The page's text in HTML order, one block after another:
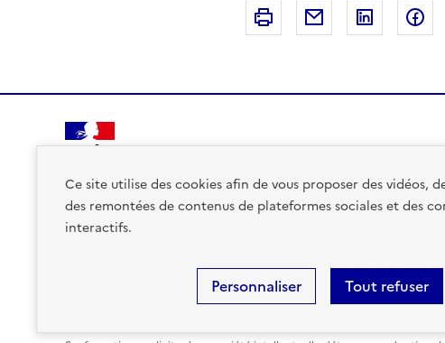
Ce site utilise des cookies afin de vous proposer des vidéos,
des remontées de contenus de plateformes sociales et des
interactifs.
Tout refuser
Personnaliser
Imprimer Courriel Linkedin
PRÉFET
DE LA RÉGION
AUVERGNE-
RHÔNE-ALPES
Données personnelles et cookies Accessibilité :